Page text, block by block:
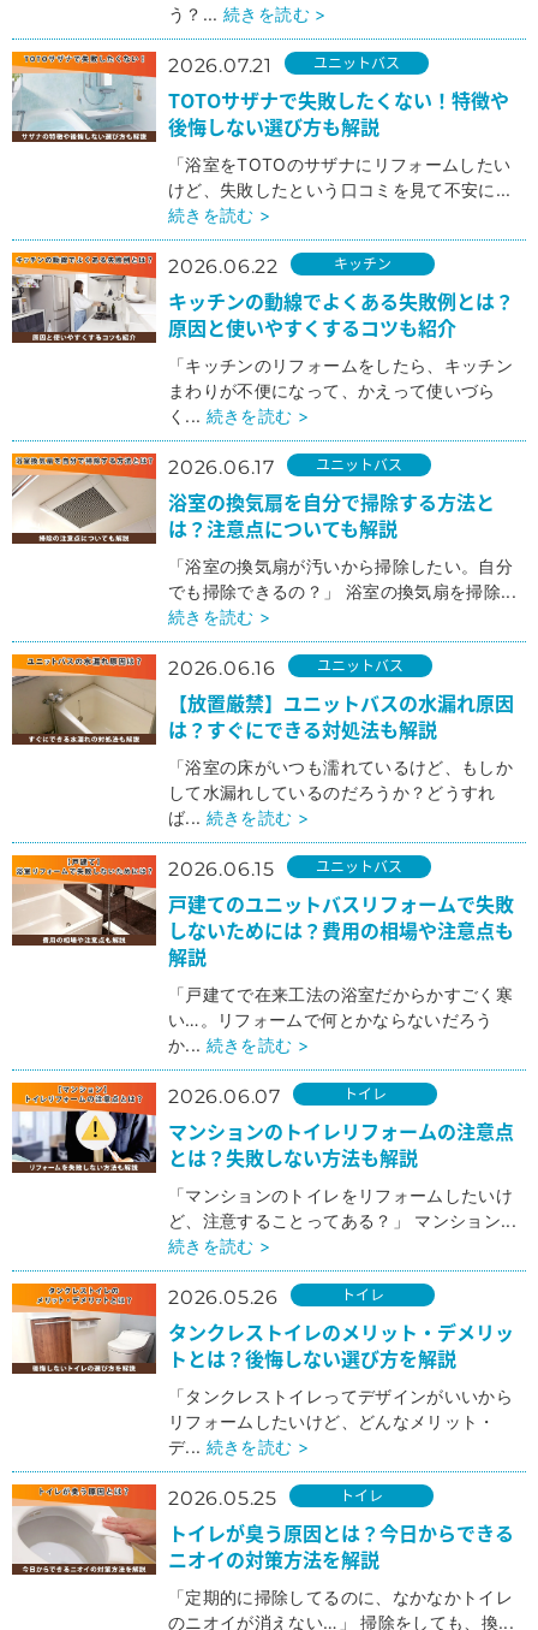
う？... 続きを読む >
2026.07.21 ユニットバス
TOTOサザナで失敗したくない！特徴や
後悔しない選び方も解説
「浴室をTOTOのサザナにリフォームしたい
けど、失敗したという口コミを見て不安に...
続きを読む >
2026.06.22 キッチン
キッチンの動線でよくある失敗例とは？
原因と使いやすくするコツも紹介
「キッチンのリフォームをしたら、キッチン
まわりが不便になって、かえって使いづら
く... 続きを読む >
2026.06.17 ユニットバス
浴室の換気扇を自分で掃除する方法と
は？注意点についても解説
「浴室の換気扇が汚いから掃除したい。自分
でも掃除できるの？」 浴室の換気扇を掃除...
続きを読む >
2026.06.16 ユニットバス
【放置厳禁】ユニットバスの水漏れ原因
は？すぐにできる対処法も解説
「浴室の床がいつも濡れているけど、もしか
して水漏れしているのだろうか？どうすれ
ば... 続きを読む >
2026.06.15 ユニットバス
戸建てのユニットバスリフォームで失敗
しないためには？費用の相場や注意点も
解説
「戸建てで在来工法の浴室だからかすごく寒
い…。リフォームで何とかならないだろう
か... 続きを読む >
2026.06.07 トイレ
マンションのトイレリフォームの注意点
とは？失敗しない方法も解説
「マンションのトイレをリフォームしたいけ
ど、注意することってある？」 マンション...
続きを読む >
2026.05.26 トイレ
タンクレストイレのメリット・デメリッ
トとは？後悔しない選び方を解説
「タンクレストイレってデザインがいいから
リフォームしたいけど、どんなメリット・
デ... 続きを読む >
2026.05.25 トイレ
トイレが臭う原因とは？今日からできる
ニオイの対策方法を解説
「定期的に掃除してるのに、なかなかトイレ
のニオイが消えない…」 掃除をしても、換...